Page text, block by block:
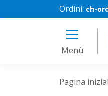
Ordini: ch-
Menù
Pagina